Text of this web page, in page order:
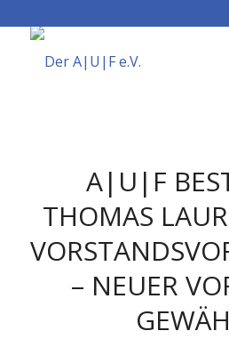
A|U|F
THOMAS
– NEUER